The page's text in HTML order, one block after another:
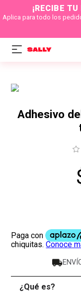
¡RECIBE
Aplica para todo los
Adhesivo
¿Qué es?